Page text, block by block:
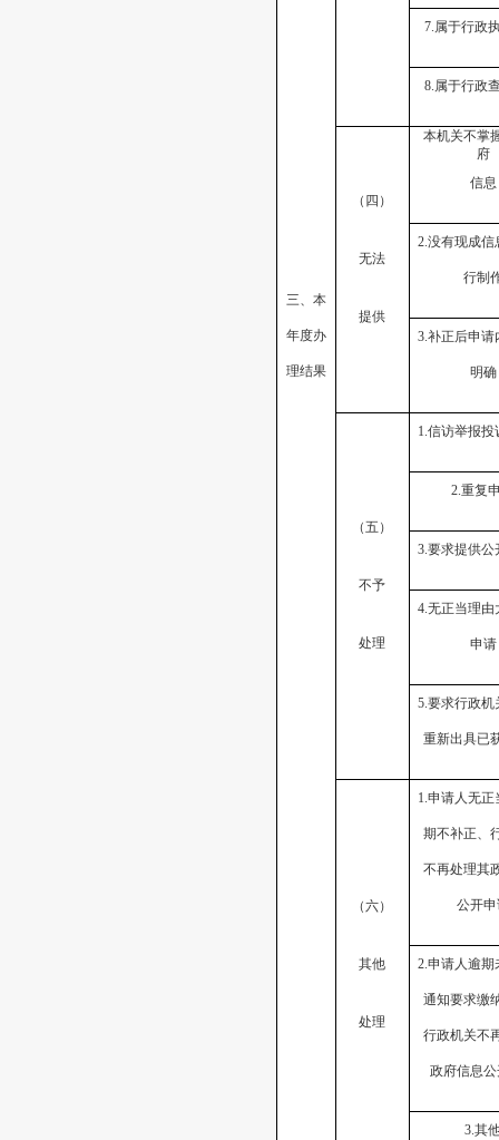
三、本
年度办
理结果
7.属于行政
8.属于行政
（四）
无法
提供
本机关不掌
府
信息
2.没有现成信
行制
3.补正后申请
明确
（五）
不予
处理
1.信访举报投
2.重复
3.要求提供公
4.无正当理由
申请
5.要求行政机
重新出具已
（六）
其他
处理
1.申请人无正
期不补正、
不再处理其
公开申
2.申请人逾期
通知要求缴
行政机关不
政府信息
3.其